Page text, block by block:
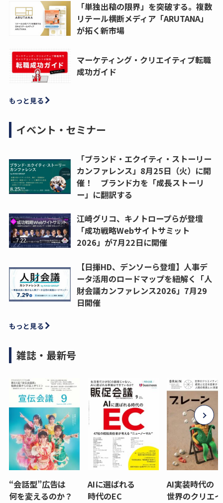
「単独出稿の限界」を突破する。複数
リテール横断メディア「ARUTANA」
が拓く新市場
マーケティング・クリエイティブ転職
成功ガイド
もっと見る
イベント・セミナー
「ブランド・エクイティ・ストーリー
カンファレンス」8月25日（火）に開
催！ ブランド力を「成長ストーリ
ー」に翻訳する
江崎グリコ、キノトロープらが登壇
「成功戦略Webサイトサミット
2026」が7月22日に開催
【日揮HD、デンソーら登壇】人事デ
ータ活用のロードマップを紐解く「人
財会議カンファレンス2026」7月29
日開催
もっと見る
雑誌・最新号
“会話型”広告は
何を変えるのか？
AIに選ばれる
時代のEC
AI実装時代の
世界のクリエ